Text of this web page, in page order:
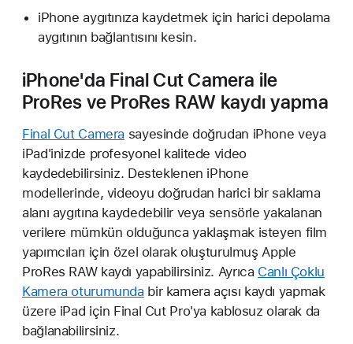
iPhone aygıtınıza kaydetmek için harici depolama
aygıtının bağlantısını kesin.
iPhone'da Final Cut Camera ile
ProRes ve ProRes RAW kaydı yapma
Final Cut Camera sayesinde doğrudan iPhone veya
iPad'inizde profesyonel kalitede video
kaydedebilirsiniz. Desteklenen iPhone
modellerinde, videoyu doğrudan harici bir saklama
alanı aygıtına kaydedebilir veya sensörle yakalanan
verilere mümkün olduğunca yaklaşmak isteyen film
yapımcıları için özel olarak oluşturulmuş Apple
ProRes RAW kaydı yapabilirsiniz. Ayrıca Canlı Çoklu
Kamera oturumunda bir kamera açısı kaydı yapmak
üzere iPad için Final Cut Pro'ya kablosuz olarak da
bağlanabilirsiniz.